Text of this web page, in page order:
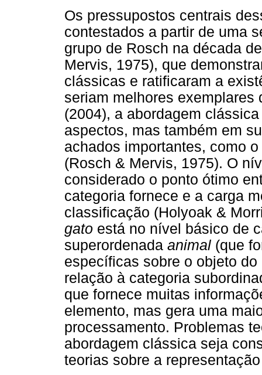
Os pressupostos centrais
contestados a partir de uma
grupo de Rosch na década
Mervis, 1975), que
clássicas e ratificaram a
seriam melhores exemplares
(2004), a abordagem
aspectos, mas também em
achados importantes, como
(Rosch & Mervis, 1975). O
considerado o ponto ótimo
categoria fornece e a carga
classificação (Holyoak &
gato está no nível básico de
superordenada animal (que
específicas sobre o objeto
relação à categoria
que fornece muitas
elemento, mas gera uma
processamento. Problemas
abordagem clássica seja
teorias sobre a